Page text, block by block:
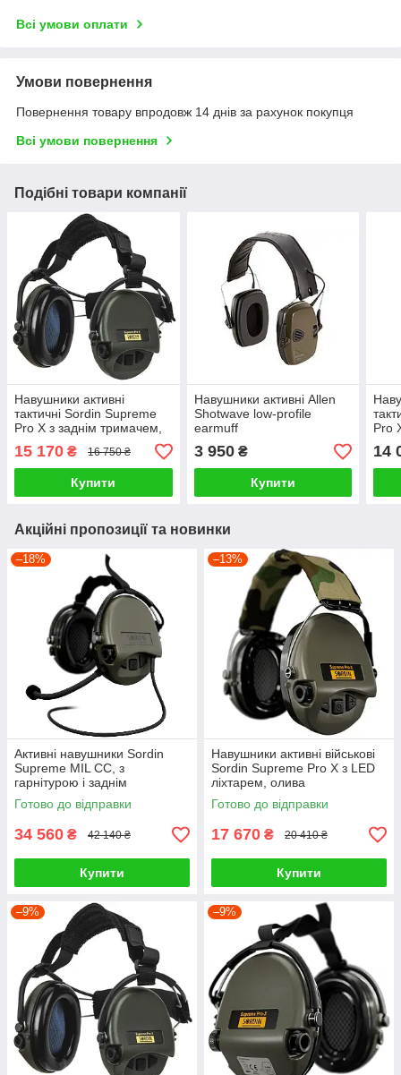
Всі умови оплати
Умови повернення
Повернення товару впродовж 14 днів за рахунок покупця
Всі умови повернення
Подібні товари компанії
Навушники активні
тактичні Sordin Supreme
Pro X з заднім тримачем,
зелений
15 170 ₴ 16 750 ₴
Купити
Навушники активні Allen
Shotwave low-profile
earmuff
3 950₴
Купити
Pro
14
Акційні пропозиції та новинки
–18%
Активні навушники Sordin
Supreme MIL CC, з
гарнітурою і заднім
тримачем, зелений
Готово до відправки
34 560 ₴ 42 140 ₴
Купити
–13%
Навушники активні військові
Sordin Supreme Pro X з LED
ліхтарем, олива
Готово до відправки
17 670 ₴ 20 410 ₴
Купити
–9% –9%